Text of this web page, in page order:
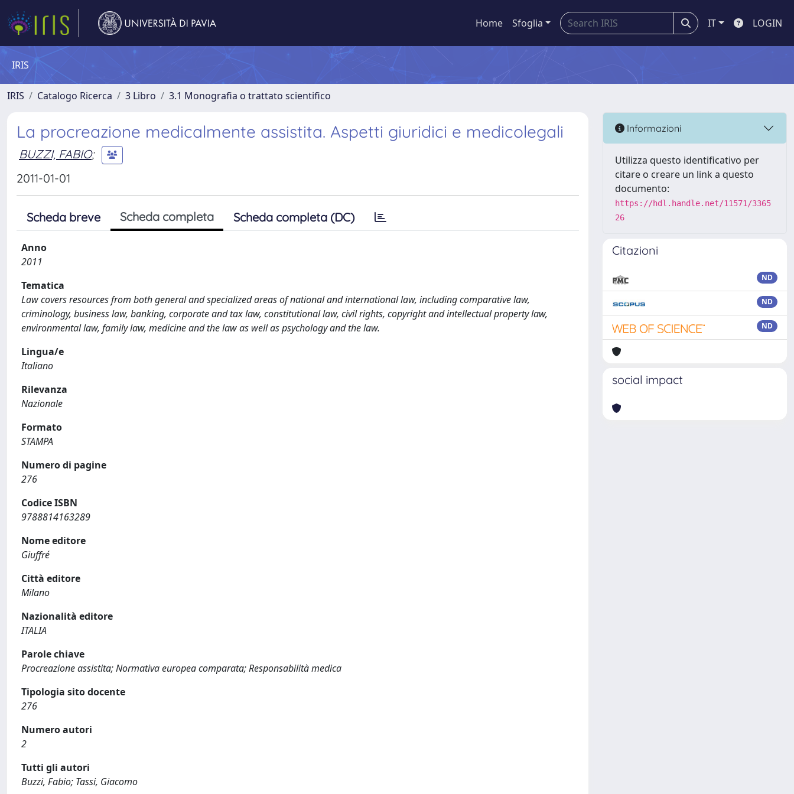
Home Sfoglia IT LOGIN
IRIS
IRIS Catalogo Ricerca 3 Libro 3.1 Monografia o trattato scientifico
La procreazione medicalmente assistita. Aspetti giuridici e medicolegali
BUZZI, FABIO;
2011-01-01
Scheda breve Scheda completa Scheda completa (DC)
Anno
2011
Tematica
Law covers resources from both general and specialized areas of national and international law, including comparative law,
criminology, business law, banking, corporate and tax law, constitutional law, civil rights, copyright and intellectual property law,
environmental law, family law, medicine and the law as well as psychology and the law.
Lingua/e
Italiano
Rilevanza
Nazionale
Formato
STAMPA
Numero di pagine
276
Codice ISBN
9788814163289
Nome editore
Giuffré
Città editore
Milano
Nazionalità editore
ITALIA
Parole chiave
Procreazione assistita; Normativa europea comparata; Responsabilità medica
Tipologia sito docente
276
Numero autori
2
Tutti gli autori
Buzzi, Fabio; Tassi, Giacomo
Informazioni
Utilizza questo identificativo per
citare o creare un link a questo
documento:
https://hdl.handle.net/11571/3365
26
Citazioni
ND
ND
ND
social impact